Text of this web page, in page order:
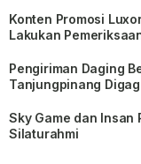
Konten Promosi
Lakukan
Pengiriman Daging
Tanjungpinang
Sky Game dan Insan
Silaturahmi